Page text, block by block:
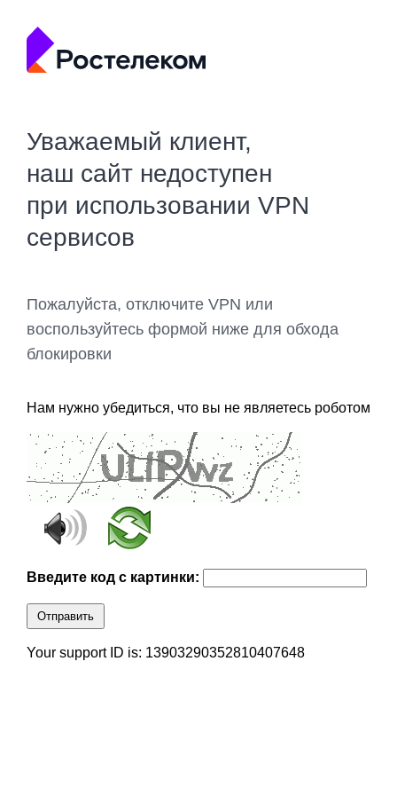
Уважаемый клиент,
наш сайт недоступен
при использовании VPN
сервисов
Пожалуйста, отключите VPN или
воспользуйтесь формой ниже для обхода
блокировки
Нам нужно убедиться, что вы не являетесь роботом
Введите код с картинки:
Отправить
Your support ID is: 13903290352810407648